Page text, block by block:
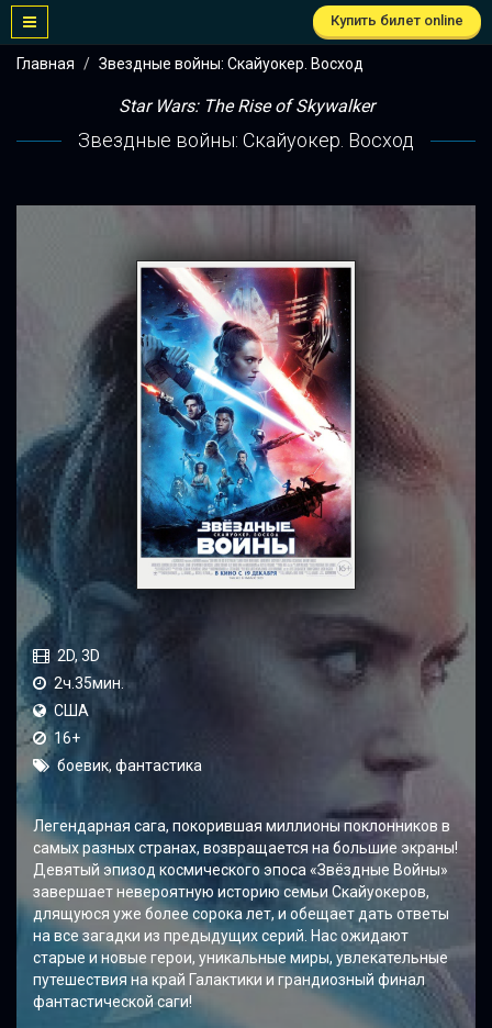
Купить билет online
Главная Звездные войны: Скайуокер. Восход
Star Wars: The Rise of Skywalker
Звездные войны: Скайуокер. Восход
2D, 3D
2ч.35мин.
США
16+
боевик, фантастика
Легендарная сага, покорившая миллионы поклонников в
самых разных странах, возвращается на большие экраны!
Девятый эпизод космического эпоса «Звёздные Войны»
завершает невероятную историю семьи Скайуокеров,
длящуюся уже более сорока лет, и обещает дать ответы
на все загадки из предыдущих серий. Нас ожидают
старые и новые герои, уникальные миры, увлекательные
путешествия на край Галактики и грандиозный финал
фантастической саги!